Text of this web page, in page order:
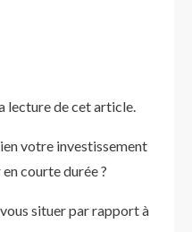
lecture de cet article.
votre investissement
courte durée ?
situer par rapport à